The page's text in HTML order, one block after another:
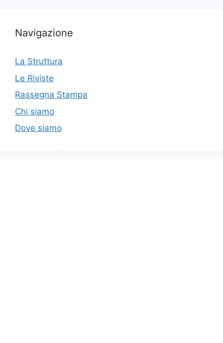
Navigazione
La Struttura
Le Riviste
Rassegna Stampa
Chi siamo
Dove siamo